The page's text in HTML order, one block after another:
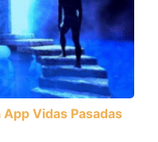
Vidas Pasadas